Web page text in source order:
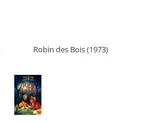
Robin des Bois (1973)